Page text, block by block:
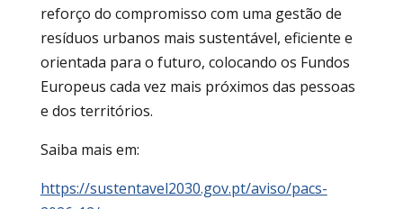
reforço do compromisso com uma gestão de
resíduos urbanos mais sustentável, eficiente e
orientada para o futuro, colocando os Fundos
Europeus cada vez mais próximos das pessoas
e dos territórios.
Saiba mais em:
https://sustentavel2030.gov.pt/aviso/pacs-